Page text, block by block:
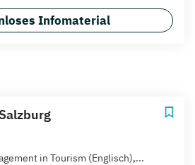
Infomaterial
in Tourism (Englisch),...